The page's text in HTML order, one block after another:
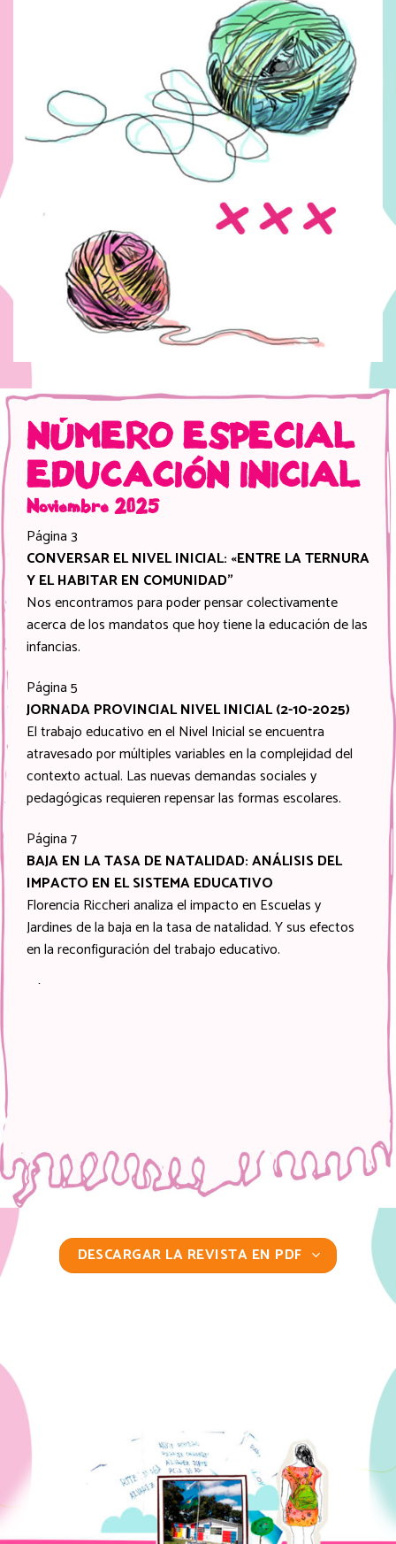
NÚMERO ESPECIAL
EDUCACIÓN INICIAL
Noviembre 2025
Página 3
CONVERSAR EL NIVEL INICIAL: «ENTRE LA TERNURA
Y EL HABITAR EN COMUNIDAD”
Nos encontramos para poder pensar colectivamente
acerca de los mandatos que hoy tiene la educación de las
infancias.
Página 5
JORNADA PROVINCIAL NIVEL INICIAL (2-10-2025)
El trabajo educativo en el Nivel Inicial se encuentra
atravesado por múltiples variables en la complejidad del
contexto actual. Las nuevas demandas sociales y
pedagógicas requieren repensar las formas escolares.
Página 7
BAJA EN LA TASA DE NATALIDAD: ANÁLISIS DEL
IMPACTO EN EL SISTEMA EDUCATIVO
Florencia Riccheri analiza el impacto en Escuelas y
Jardines de la baja en la tasa de natalidad. Y sus efectos
en la reconfiguración del trabajo educativo.
Página 10
DESCARGAR LA REVISTA EN PDF